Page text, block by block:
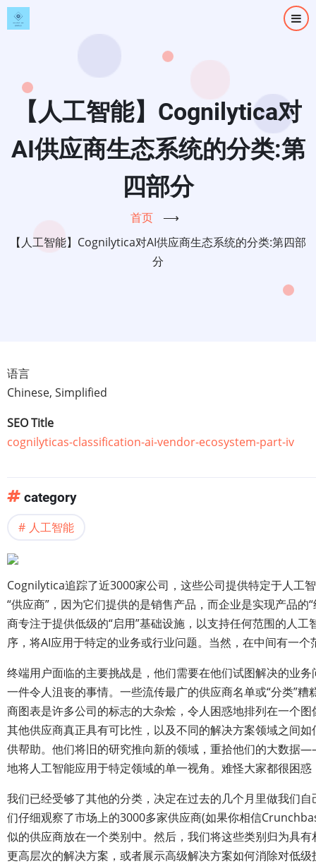
跳
转
【人工智能】Cognilytica对
AI供应商生态系统的分类:第
四部分
首页
⟶
【人工智能】Cognilytica对AI供应商生态系统的分类:第四部
分
语言
Chinese, Simplified
SEO Title
cognilyticas-classification-ai-vendor-ecosystem-part-iv
category
人工智能
Cognilytica追踪了近3000家公司，这些公司提供特定于人工
“供应商”，因为它们提供的是销售产品，而企业是实现产品
商专注于提供低级的“启用”基础设施，以支持任何范围的人
序，将AI应用于特定的业务或行业问题。当然，在中间有一个
终端用户面临的主要挑战是，他们需要在他们试图解决的业
一件令人沮丧的事情。一些流传最广的供应商名单或“分类”
商图表是许多公司的标志的大杂烩，令人困惑地排列在一个
其他供应商真正具有可比性，以及不同的解决方案领域之间
供帮助。他们将旧的研究推向新的领域，重拾他们的大数
地将人工智能应用于特定领域的单一视角。难怪大家都很困
我们已经受够了其他的分类，决定在过去的几个月里做我们
们仔细观察了市场上的3000多家供应商(如果你相信
似的供应商放在一个类别中。然后，我们将这些类别归为具
更高层次的解决方案，或者展示高级解决方案如何消除对低级